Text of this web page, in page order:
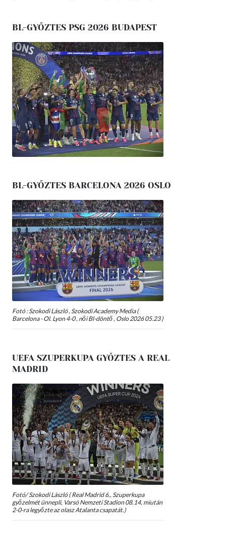
BL-GYŐZTES PSG 2026 BUDAPEST
BL-GYŐZTES BARCELONA 2026 OSLO
Fotó : Szokodi László , Szokodi Academy Media (
Barcelona - Ol. Lyon 4-0 , női Bl-döntő , Oslo 2026 05.23 )
UEFA SZUPERKUPA GYŐZTES A REAL
MADRID
Fotó/ Szokodi László ( Real Madrid 6., Szuperkupa
győzelmét ünnepli, Varsó Nemzeti Stadion 08.14, miután
2-0-ra legyőzte az olasz Atalanta csapatát.)